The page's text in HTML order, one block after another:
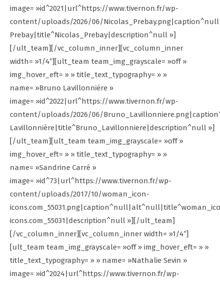
image= »id^2021|url^https://www.tivernon.fr/wp-
content/uploads/2026/06/
Prebay|title^Nicolas_Prebay|description^null »]
[/ult_team][/vc_column_inner][vc_column_inner
width= »1/4″][ult_team team_img_grayscale= »off »
img_hover_eft= » » title_text_typography= » »
name= »Bruno Lavillonnière »
image= »id^2022|url^https://www.tivernon.fr/wp-
content/uploads/2026/06/
Lavillonnière|title^Bruno_Lavillonniere|description^null »]
[/ult_team][ult_team team_img_grayscale= »off »
img_hover_eft= » » title_text_typography= » »
name= »Sandrine Carré »
image= »id^73|url^https://www.tivernon.fr/wp-
content/uploads/2017/10/woman_icon-
icons.com_55031|description^null »][/ult_team]
[/vc_column_inner][vc_column_inner width= »1/4″]
[ult_team team_img_grayscale= »off » img_hover_eft= » »
title_text_typography= » » name= »Nathalie Sevin »
image= »id^2024|url^https://www.tivernon.fr/wp-